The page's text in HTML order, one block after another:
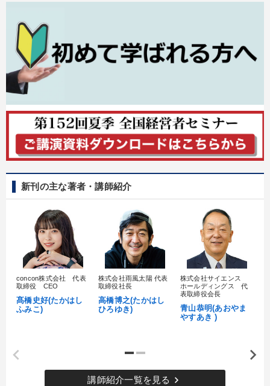
新刊の主な著者・講師紹介
concon株式会社 代表
取締役 CEO
髙橋史好(たかはし
ふみこ)
株式会社雨風太陽 代表
取締役社長
高橋博之(たかはし
ひろゆき)
株式会社サイエンス
ホールディングス 代
表取締役会長
青山恭明(あおやま
やすあき )
講師紹介一覧を見る keyboard_arrow_right